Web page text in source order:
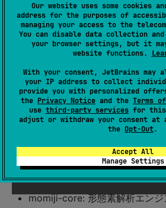
Our website uses some cookies
address for the purposes of
managing your access to the
You can disable data collection and
your browser settings, but it
website functions.
With your consent, JetBrains may
your IP address to collect
provide you with personalized
the Privacy Notice and the Terms
use third-party services for this
adjust or withdraw your consent
the Opt-Out.
Accept All
Manage Settings
jvm
js(nodejs)
macosArm64
linuxX64
MeCab のバイナリー辞書を利用可
工藤 拓氏の実践・自然言語処理シ
MeCab と同じになるようにしていま
以下の artifact があります。
momiji-core: 形態素解析エンジ